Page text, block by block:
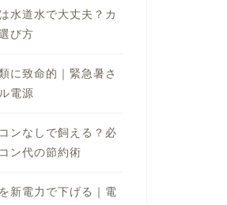
水道水で大丈夫？カ
び方
に致命的｜緊急暑さ
電源
ンなしで飼える？必
ン代の節約術
新電力で下げる｜電